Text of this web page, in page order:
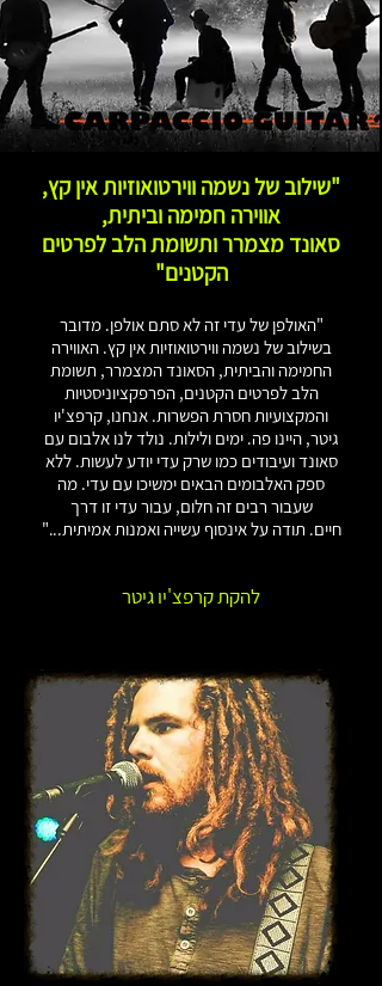
"שילוב של נשמה ווירטואוזיות אין קץ,
אווירה חמימה וביתית,
סאונד מצמרר ותשומת הלב לפרטים
הקטנים"
"האולפן של עדי זה לא סתם אולפן. מדובר
בשילוב של נשמה ווירטואוזיות אין קץ. האווירה
החמימה והביתית, הסאונד המצמרר, תשומת
הלב לפרטים הקטנים, הפרפקציוניסטיות
והמקצועיות חסרת הפשרות. אנחנו, קרפצ'יו
גיטר, היינו פה. ימים ולילות. נולד לנו אלבום עם
סאונד ועיבודים כמו שרק עדי יודע לעשות. ללא
ספק האלבומים הבאים ימשיכו עם עדי. מה
שעבור רבים זה חלום, עבור עדי זו דרך
חיים. תודה על אינסוף עשייה ואמנות אמיתית..."
להקת קרפצ'יו גיטר